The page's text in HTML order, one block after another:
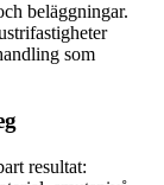
beläggningar.
som
resultat: